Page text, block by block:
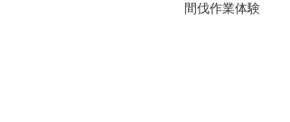
間伐作業体験